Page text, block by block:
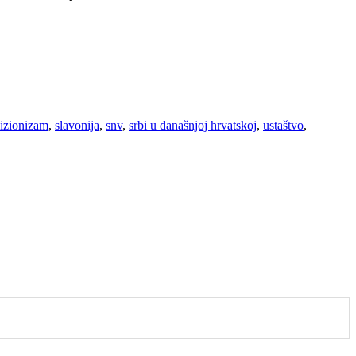
, slavonija, snv, srbi u današnjoj hrvatskoj, ustaštvo,